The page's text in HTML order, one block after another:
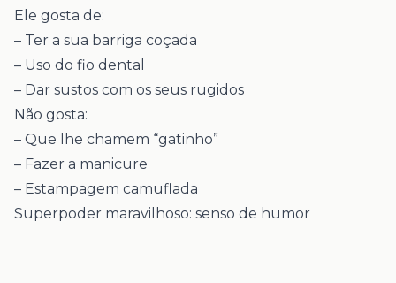
Ele gosta de:
– Ter a sua barriga coçada
– Uso do fio dental
– Dar sustos com os seus rugidos
Não gosta:
– Que lhe chamem “gatinho”
– Fazer a manicure
– Estampagem camuflada
Superpoder maravilhoso: senso de humor